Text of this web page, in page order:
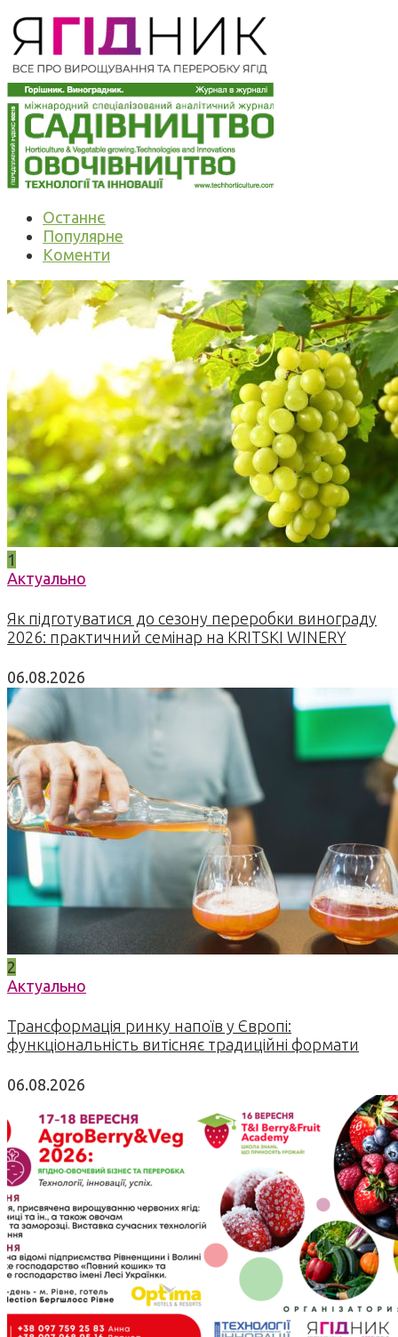
Останнє
Популярне
Коменти
1
Актуально
Як підготуватися до сезону переробки винограду
2026: практичний семінар на KRITSKI WINERY
06.08.2026
2
Актуально
Трансформація ринку напоїв у Європі:
функціональність витісняє традиційні формати
06.08.2026